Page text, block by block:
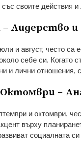
своите действия
Лидерство
и август, често са
себе си. Когато
и лични отношения,
–
и октомври,
върху
социалната